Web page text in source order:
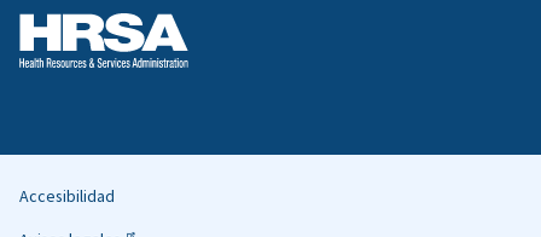
Helpful
Accesibilidad